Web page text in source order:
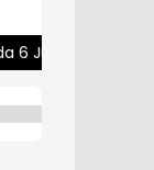
MBG